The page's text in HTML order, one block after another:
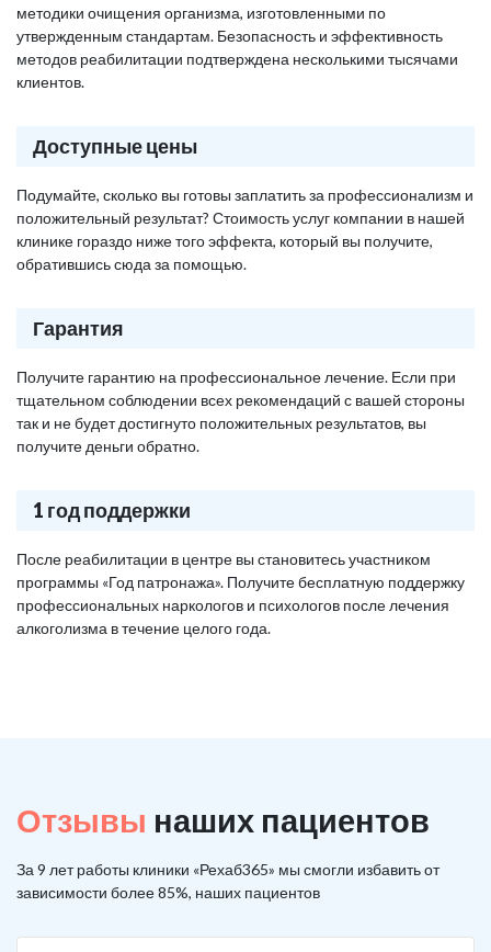
методики очищения организма, изготовленными по
утвержденным стандартам. Безопасность и эффективность
методов реабилитации подтверждена несколькими тысячами
клиентов.
Доступные цены
Подумайте, сколько вы готовы заплатить за профессионализм и
положительный результат? Стоимость услуг компании в нашей
клинике гораздо ниже того эффекта, который вы получите,
обратившись сюда за помощью.
Гарантия
Получите гарантию на профессиональное лечение. Если при
тщательном соблюдении всех рекомендаций с вашей стороны
так и не будет достигнуто положительных результатов, вы
получите деньги обратно.
1 год поддержки
После реабилитации в центре вы становитесь участником
программы «Год патронажа». Получите бесплатную поддержку
профессиональных наркологов и психологов после лечения
алкоголизма в течение целого года.
Отзывы наших пациентов
За 9 лет работы клиники «Рехаб365» мы смогли избавить от
зависимости более 85%, наших пациентов